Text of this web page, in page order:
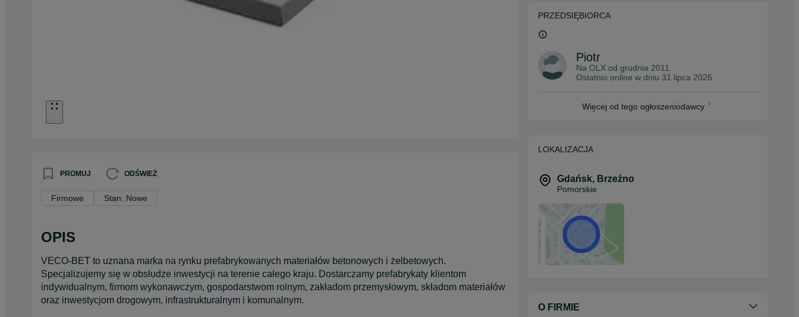
PROMUJ ODŚWIEŻ
Firmowe Stan: Nowe
OPIS
VECO-BET to uznana marka na rynku prefabrykowanych materiałów betonowych i żelbetowych.
Specjalizujemy się w obsłudze inwestycji na terenie całego kraju. Dostarczamy prefabrykaty klientom
indywidualnym, firmom wykonawczym, gospodarstwom rolnym, zakładom przemysłowym, składom materiałów
oraz inwestycjom drogowym, infrastrukturalnym i komunalnym.
PRZEDSIĘBIORCA
Piotr
Na OLX od grudnia 2011
Ostatnio online w dniu 31 lipca 2026
Więcej od tego ogłoszeniodawcy
LOKALIZACJA
Gdańsk, Brzeźno
Pomorskie
O FIRMIE